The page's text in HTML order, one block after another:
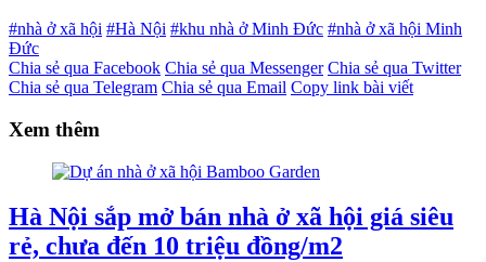
#nhà ở xã hội #Hà Nội #khu nhà ở Minh Đức #nhà ở xã hội Minh
Đức
Chia sẻ qua Facebook Chia sẻ qua Messenger Chia sẻ qua Twitter
Chia sẻ qua Telegram Chia sẻ qua Email Copy link bài viết
Xem thêm
Hà Nội sắp mở bán nhà ở xã hội giá siêu
rẻ, chưa đến 10 triệu đồng/m2